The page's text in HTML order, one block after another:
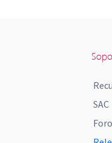
SAC